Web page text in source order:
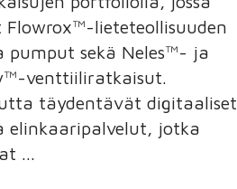
lieteteollisuuden
sekä Neles™- ja
venttiiliratkaisut.
täydentävät digitaaliset
elinkaaripalvelut, jotka
...